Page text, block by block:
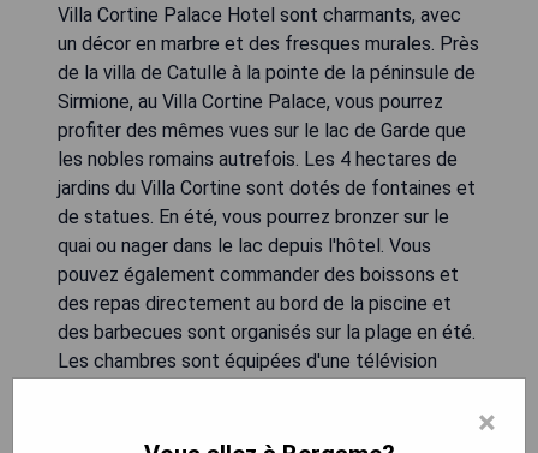
Villa Cortine Palace Hotel sont charmants, avec
un décor en marbre et des fresques murales. Près
de la villa de Catulle à la pointe de la péninsule de
Sirmione, au Villa Cortine Palace, vous pourrez
profiter des mêmes vues sur le lac de Garde que
les nobles romains autrefois. Les 4 hectares de
jardins du Villa Cortine sont dotés de fontaines et
de statues. En été, vous pourrez bronzer sur le
quai ou nager dans le lac depuis l'hôtel. Vous
pouvez également commander des boissons et
des repas directement au bord de la piscine et
des barbecues sont organisés sur la plage en été.
Les chambres sont équipées d'une télévision
- Jardin luxuriant avec piscine
×